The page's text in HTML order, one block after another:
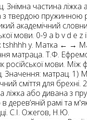
Знімна частина ліжка
з твердою пружинною
академічний
мови. 0-9 a b v d e z
tshhhh y. Матка ← →
матраца. Т.Ф.
російської мови. Між
Значення: матрац. 1)
сміття для брехні.
ліжка або дивана з
дерев’яній рамі та
С.І. Ожегов, Н.Ю.